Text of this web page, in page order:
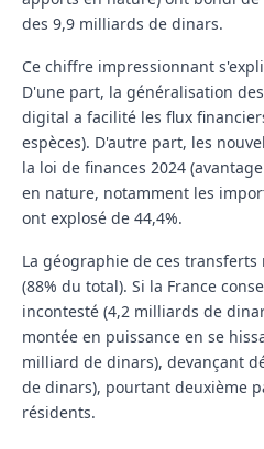
des 9,9 milliards de dinars.
Ce chiffre impressionnant
D'une part, la généralisation
digital a facilité les flux
espèces). D'autre part, les
la loi de finances 2024
en nature, notamment les
ont explosé de 44,4%.
La géographie de ces
(88% du total). Si la France
incontesté (4,2 milliards de
montée en puissance en se
milliard de dinars), devançant
de dinars), pourtant deuxième
résidents.